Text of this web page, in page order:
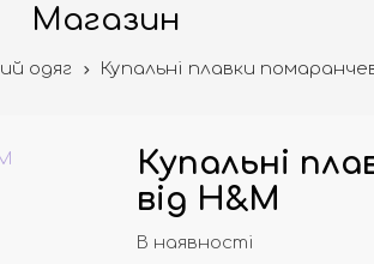
Магазин
одяг Купальні плавки
Купальні
від H&M
В наявності